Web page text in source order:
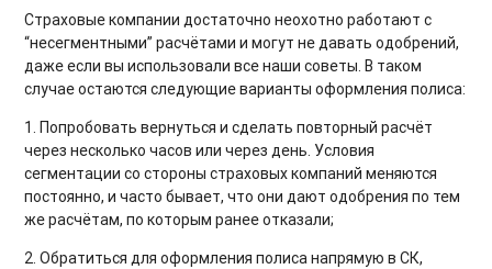
Страховые компании достаточно неохотно работают с
“несегментными” расчётами и могут не давать одобрений,
даже если вы использовали все наши советы. В таком
случае остаются следующие варианты оформления полиса:
1. Попробовать вернуться и сделать повторный расчёт
через несколько часов или через день. Условия
сегментации со стороны страховых компаний меняются
постоянно, и часто бывает, что они дают одобрения по тем
же расчётам, по которым ранее отказали;
2. Обратиться для оформления полиса напрямую в СК,